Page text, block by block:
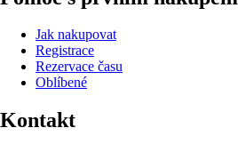
Jak nakupovat
Registrace
Rezervace času
Oblíbené
Kontakt